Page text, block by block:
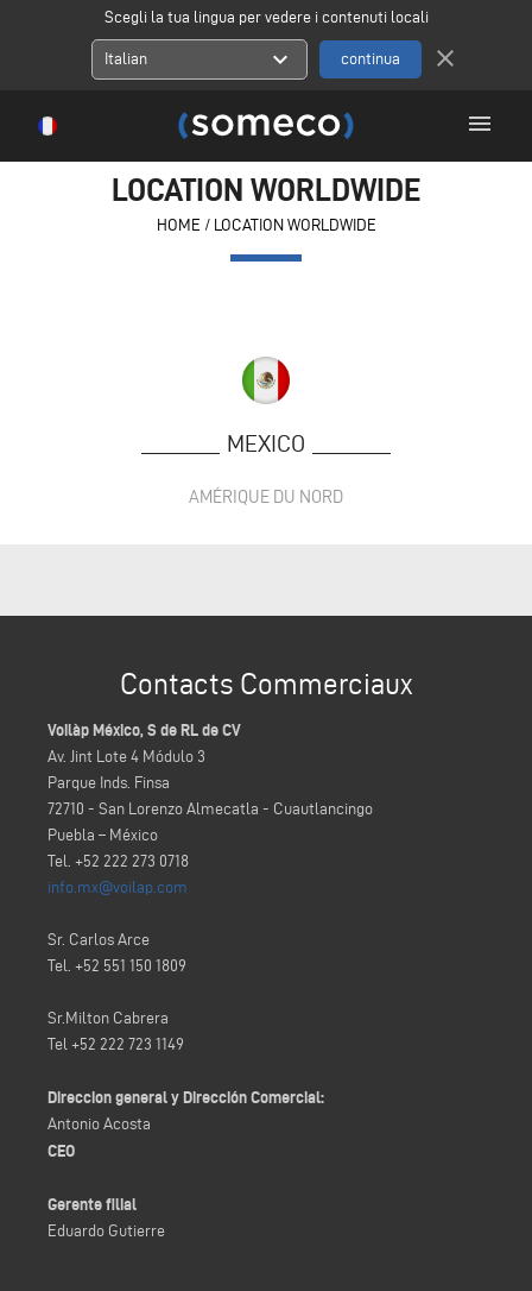
Scegli la tua lingua per vedere i contenuti locali
Italian expand_more close
menu
LOCATION WORLDWIDE
HOME / LOCATION WORLDWIDE
MEXICO
AMÉRIQUE DU NORD
Contacts Commerciaux
Voilàp México, S de RL de CV
Av. Jint Lote 4 Módulo 3
Parque Inds. Finsa
72710 - San Lorenzo Almecatla - Cuautlancingo
Puebla – México
Tel. +52 222 273 0718
info.mx@voilap.com
Sr. Carlos Arce
Tel. +52 551 150 1809
Sr.Milton Cabrera
Tel +52 222 723 1149
Direccion general y Dirección Comercial:
Antonio Acosta
CEO
Gerente filial
Eduardo Gutierre